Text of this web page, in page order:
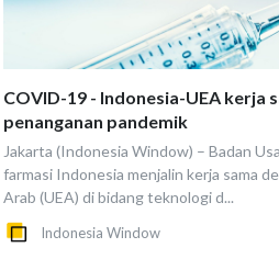
COVID-19 - Indonesia-UEA kerja
penanganan pandemik
Jakarta (Indonesia Window) – Badan
farmasi Indonesia menjalin kerja sama
Arab (UEA) di bidang teknologi d...
Indonesia Window